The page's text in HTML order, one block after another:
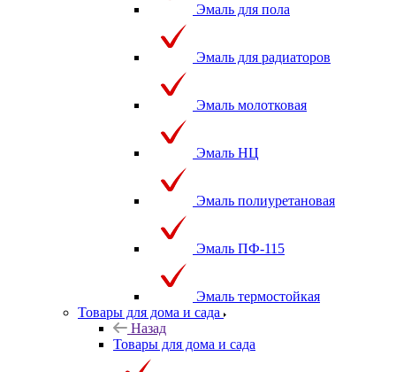
Эмаль для пола
Эмаль для радиаторов
Эмаль молотковая
Эмаль НЦ
Эмаль полиуретановая
Эмаль ПФ-115
Эмаль термостойкая
Товары для дома и сада
Назад
Товары для дома и сада